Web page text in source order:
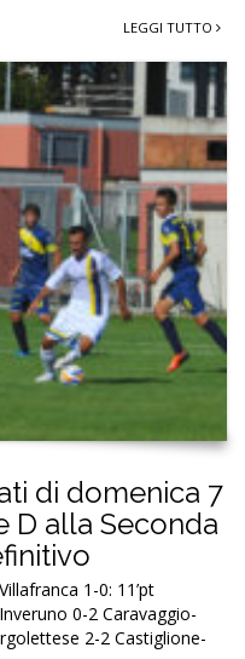
LEGGI TUTTO
di domenica 7
D alla Seconda
1-0: 11’pt
0-2 Caravaggio-
2-2 Castiglione-